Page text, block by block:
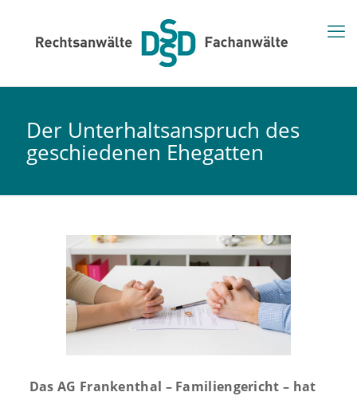
Der Unterhaltsanspruch des
geschiedenen Ehegatten
Das AG Frankenthal – Familiengericht – hat